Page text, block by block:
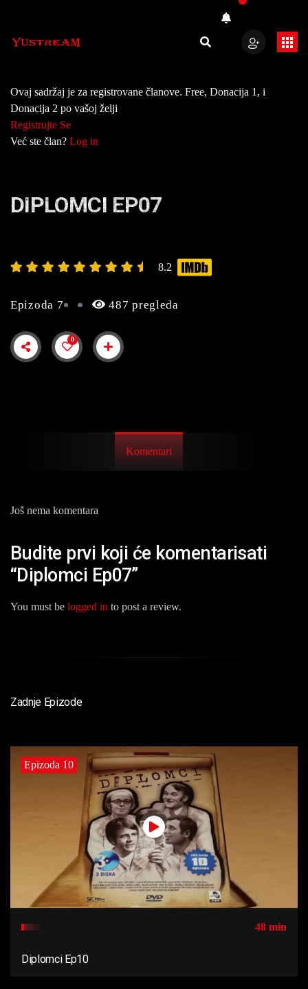
Ovaj sadržaj je za registrovane članove. Free, Donacija 1, i
Donacija 2 po vašoj želji
Registrujte Se
Već ste član? Log in
DIPLOMCI EP07
8.2
Epizoda 7 487 pregleda
0
Komentari
Još nema komentara
Budite prvi koji će komentarisati
“Diplomci Ep07”
You must be logged in to post a review.
Zadnje Epizode
Epizoda 10
48 min
Diplomci Ep10